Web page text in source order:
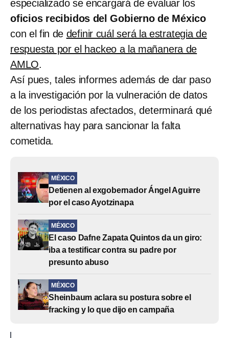
especializado se encargará de evaluar los
oficios recibidos del Gobierno de México
con el fin de definir cuál será la estrategia de
respuesta por el hackeo a la mañanera de
AMLO.
Así pues, tales informes además de dar paso
a la investigación por la vulneración de datos
de los periodistas afectados, determinará qué
alternativas hay para sancionar la falta
cometida.
MÉXICO
Detienen al exgobernador Ángel Aguirre
por el caso Ayotzinapa
MÉXICO
El caso Dafne Zapata Quintos da un giro:
iba a testificar contra su padre por
presunto abuso
MÉXICO
Sheinbaum aclara su postura sobre el
fracking y lo que dijo en campaña